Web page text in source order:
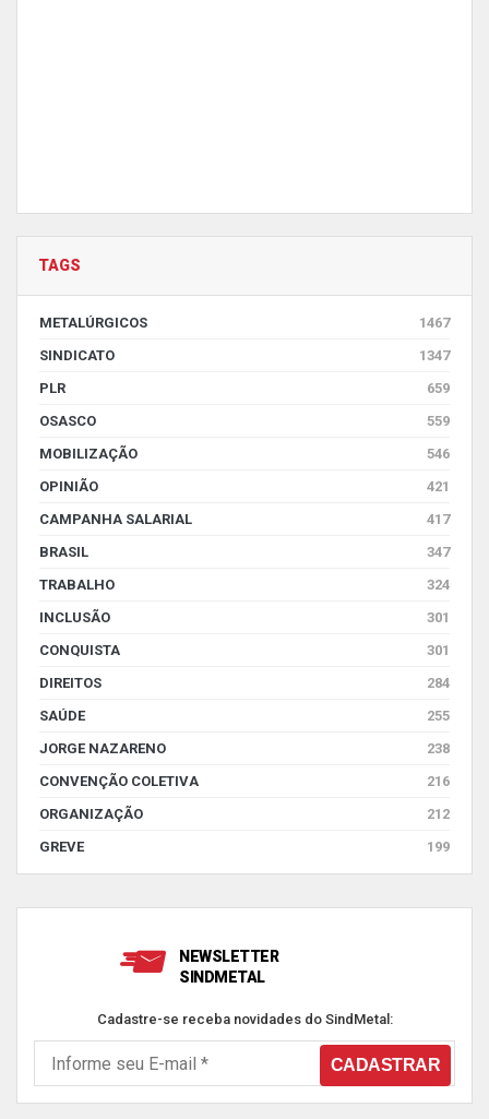
TAGS
METALÚRGICOS
1467
SINDICATO
1347
PLR
659
OSASCO
559
MOBILIZAÇÃO
546
OPINIÃO
421
CAMPANHA SALARIAL
417
BRASIL
347
TRABALHO
324
INCLUSÃO
301
CONQUISTA
301
DIREITOS
284
SAÚDE
255
JORGE NAZARENO
238
CONVENÇÃO COLETIVA
216
ORGANIZAÇÃO
212
GREVE
199
NEWSLETTER
SINDMETAL
Cadastre-se receba novidades do SindMetal: